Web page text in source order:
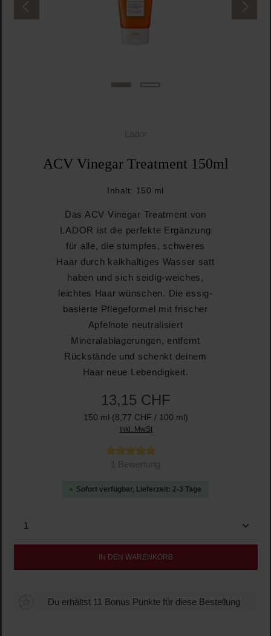
Lador
ACV Vinegar Treatment 150ml
Inhalt: 150 ml
Das ACV Vinegar Treatment von
LADOR ist die perfekte Ergänzung
für alle, die stumpfes, schweres
Haar durch kalkhaltiges Wasser satt
haben und sich seidig-weiches,
leichtes Haar wünschen. Die essig-
basierte Pflegeformel mit frischer
Apfelnote neutralisiert
Mineralablagerungen, entfernt
Rückstände und schenkt deinem
Haar neue Lebendigkeit.
13,15 CHF
150 ml (8,77 CHF / 100 ml)
Inkl. MwSt
Durchschnittliche Bewertung von 5 von 5 Sternen
1 Bewertung
Sofort verfügbar, Lieferzeit: 2-3 Tage
Produkt Anzahl: Gib den gewünschten Wert ein
IN DEN WARENKORB
Du erhältst 11 Bonus Punkte für diese Bestellung